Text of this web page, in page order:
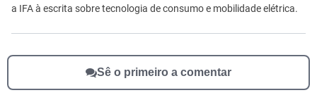
a IFA à escrita sobre tecnologia de consumo e mobilidade elétrica.
Sê o primeiro a comentar